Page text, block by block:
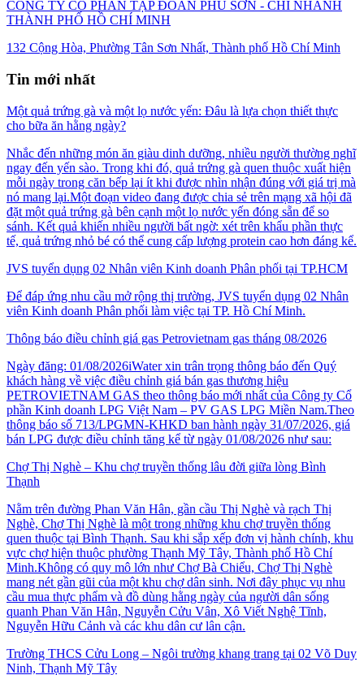
CÔNG TY CỔ PHẦN TẬP ĐOÀN PHÚ SƠN - CHI NHÁNH
THÀNH PHỐ HỒ CHÍ MINH
132 Cộng Hòa, Phường Tân Sơn Nhất, Thành phố Hồ Chí Minh
Tin mới nhất
Một quả trứng gà và một lọ nước yến: Đâu là lựa chọn thiết thực
cho bữa ăn hằng ngày?
Nhắc đến những món ăn giàu dinh dưỡng, nhiều người thường nghĩ
ngay đến yến sào. Trong khi đó, quả trứng gà quen thuộc xuất hiện
mỗi ngày trong căn bếp lại ít khi được nhìn nhận đúng với giá trị mà
nó mang lại.Một đoạn video đang được chia sẻ trên mạng xã hội đã
đặt một quả trứng gà bên cạnh một lọ nước yến đóng sẵn để so
sánh. Kết quả khiến nhiều người bất ngờ: xét trên khẩu phần thực
tế, quả trứng nhỏ bé có thể cung cấp lượng protein cao hơn đáng kể.
JVS tuyển dụng 02 Nhân viên Kinh doanh Phân phối tại TP.HCM
Để đáp ứng nhu cầu mở rộng thị trường, JVS tuyển dụng 02 Nhân
viên Kinh doanh Phân phối làm việc tại TP. Hồ Chí Minh.
Thông báo điều chỉnh giá gas Petrovietnam gas tháng 08/2026
Ngày đăng: 01/08/2026iWater xin trân trọng thông báo đến Quý
khách hàng về việc điều chỉnh giá bán gas thương hiệu
PETROVIETNAM GAS theo thông báo mới nhất của Công ty Cổ
phần Kinh doanh LPG Việt Nam – PV GAS LPG Miền Nam.Theo
thông báo số 713/LPGMN-KHKD ban hành ngày 31/07/2026, giá
bán LPG được điều chỉnh tăng kể từ ngày 01/08/2026 như sau:
Chợ Thị Nghè – Khu chợ truyền thống lâu đời giữa lòng Bình
Thạnh
Nằm trên đường Phan Văn Hân, gần cầu Thị Nghè và rạch Thị
Nghè, Chợ Thị Nghè là một trong những khu chợ truyền thống
quen thuộc tại Bình Thạnh. Sau khi sắp xếp đơn vị hành chính, khu
vực chợ hiện thuộc phường Thạnh Mỹ Tây, Thành phố Hồ Chí
Minh.Không có quy mô lớn như Chợ Bà Chiểu, Chợ Thị Nghè
mang nét gần gũi của một khu chợ dân sinh. Nơi đây phục vụ nhu
cầu mua thực phẩm và đồ dùng hằng ngày của người dân sống
quanh Phan Văn Hân, Nguyễn Cửu Vân, Xô Viết Nghệ Tĩnh,
Nguyễn Hữu Cảnh và các khu dân cư lân cận.
Trường THCS Cửu Long – Ngôi trường khang trang tại 02 Võ Duy
Ninh, Thạnh Mỹ Tây